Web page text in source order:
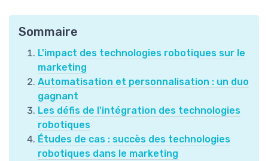
Sommaire
L'impact des technologies robotiques sur le
marketing
Automatisation et personnalisation : un duo
gagnant
Les défis de l'intégration des technologies
robotiques
Études de cas : succès des technologies
robotiques dans le marketing